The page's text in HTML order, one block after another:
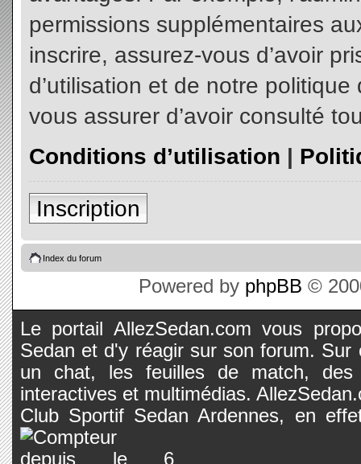
permissions supplémentaires
inscrire, assurez-vous d’avoir
d’utilisation et de notre
vous assurer d’avoir consulté
Conditions d’utilisation |
Inscription
Index du forum
Powered by phpBB ©
Le portail AllezSedan.com vous
Sedan et d'y réagir sur son forum.
un chat, les feuilles de match, des
interactives et multimédias.
Club Sportif Sedan Ardennes, en